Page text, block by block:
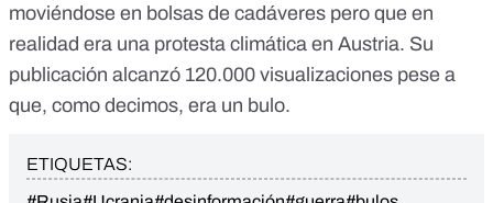
moviéndose en bolsas de cadáveres pero que en
realidad era una protesta climática en Austria. Su
publicación alcanzó 120.000 visualizaciones pese a
que, como decimos, era un bulo.
ETIQUETAS: